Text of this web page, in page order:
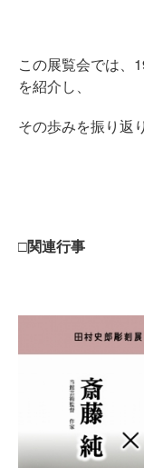
この展覧会では、
を紹介し、
その歩みを振り返
□関連行事